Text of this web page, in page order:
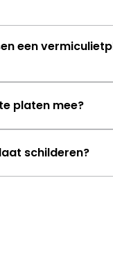
een
platen mee?
schilderen?